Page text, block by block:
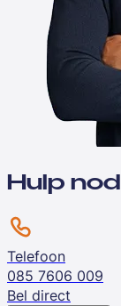
Hulp
Telefoon
085 7606 009
Bel direct